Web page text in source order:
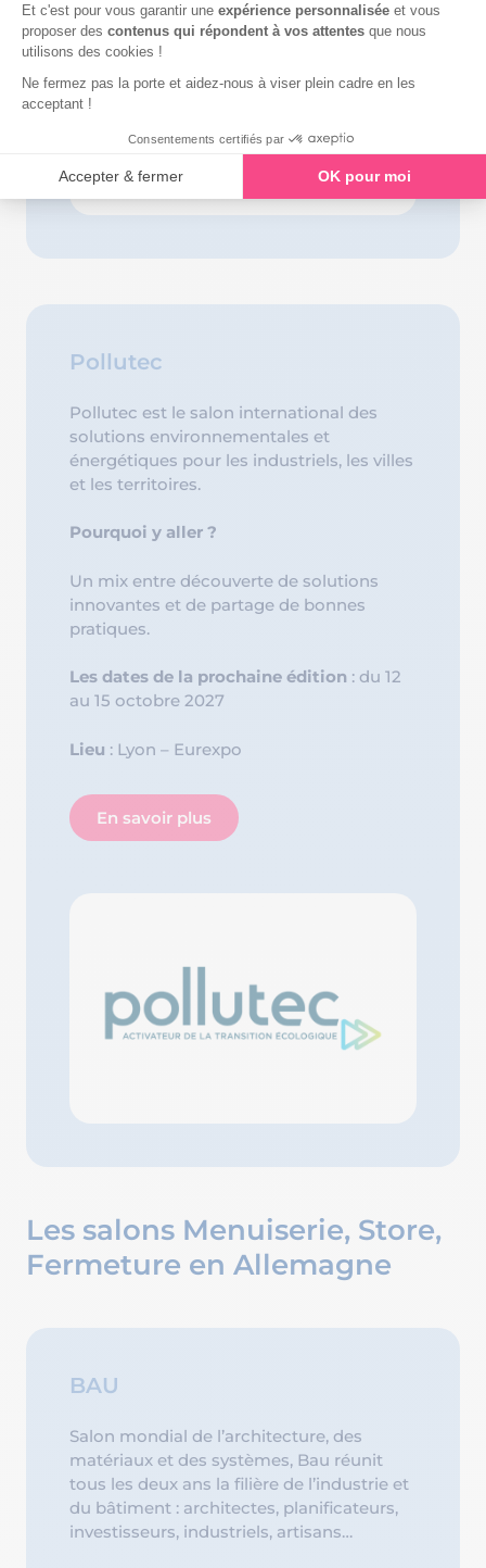
Pollutec
Pollutec est le salon international des
solutions environnementales et
énergétiques pour les industriels, les villes
et les territoires.
Pourquoi y aller ?
Un mix entre découverte de solutions
innovantes et de partage de bonnes
pratiques.
Les dates de la prochaine édition : du 12
au 15 octobre 2027
Lieu : Lyon – Eurexpo
En savoir plus
Les salons Menuiserie, Store,
Fermeture en Allemagne
BAU
Salon mondial de l’architecture, des
matériaux et des systèmes, Bau réunit
tous les deux ans la filière de l’industrie et
du bâtiment : architectes, planificateurs,
investisseurs, industriels, artisans…